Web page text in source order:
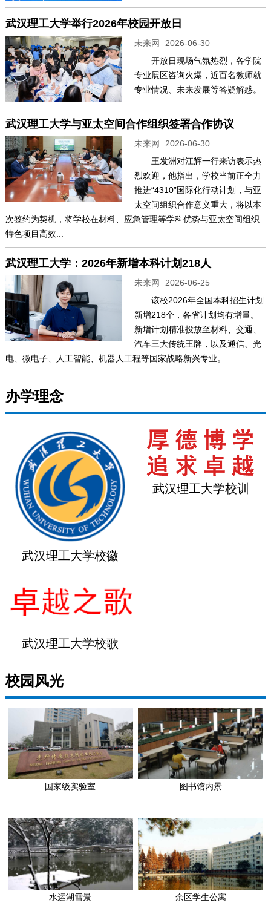
武汉理工大学举行2026年校园开放日
未来网
2026-06-30
开放日现场气氛热烈，各学院
专业展区咨询火爆，近百名教师就
专业情况、未来发展等答疑解惑。
武汉理工大学与亚太空间合作组织签署合作协议
未来网
2026-06-30
​王发洲对江辉一行来访表示热
烈欢迎，他指出，学校当前正全力
推进“4310”国际化行动计划，与亚
太空间组织合作意义重大，将以本
次签约为契机，将学校在材料、应急管理等学科优势与亚太空间组织
特色项目高效...
武汉理工大学：2026年新增本科计划218人
未来网
2026-06-25
该校2026年全国本科招生计划
新增218个，各省计划均有增量。
新增计划精准投放至材料、交通、
汽车三大传统王牌，以及通信、光
电、微电子、人工智能、机器人工程等国家战略新兴专业。
办学理念
武汉理工大学校徽
武汉理工大学校训
武汉理工大学校歌
校园风光
国家级实验室 图书馆内景
水运湖雪景 余区学生公寓